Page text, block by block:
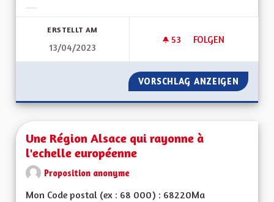
ERSTELLT AM
13/04/2023
53 53 FOLLOWER
FOLGEN
L'ALSACE NOTRE
VORSCHLAG ANZEIGEN
Une Région Alsace qui rayonne à
l'echelle européenne
Proposition anonyme
Mon Code postal (ex : 68 000) : 68220Ma